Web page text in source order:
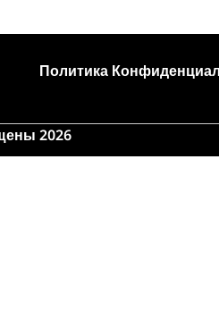
Политика
2026